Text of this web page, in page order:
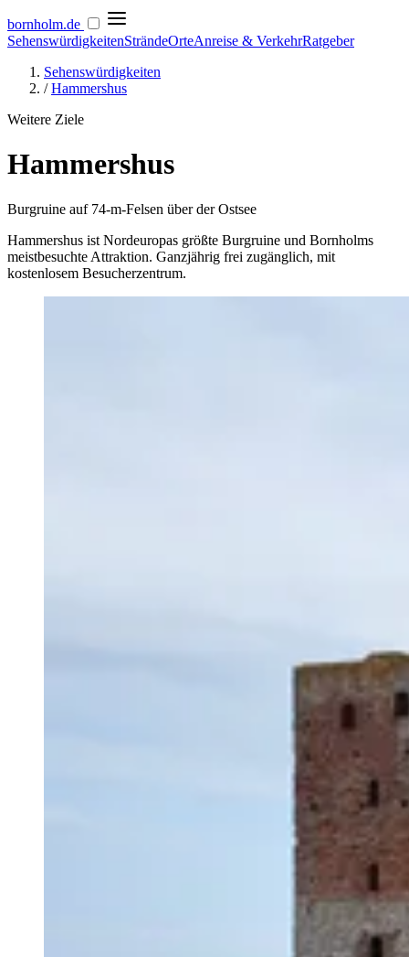
bornholm.de
SehenswürdigkeitenSträndeOrteAnreise & VerkehrRatgeber
Sehenswürdigkeiten
/ Hammershus
Weitere Ziele
Hammershus
Burgruine auf 74-m-Felsen über der Ostsee
Hammershus ist Nordeuropas größte Burgruine und Bornholms
meistbesuchte Attraktion. Ganzjährig frei zugänglich, mit
kostenlosem Besucherzentrum.